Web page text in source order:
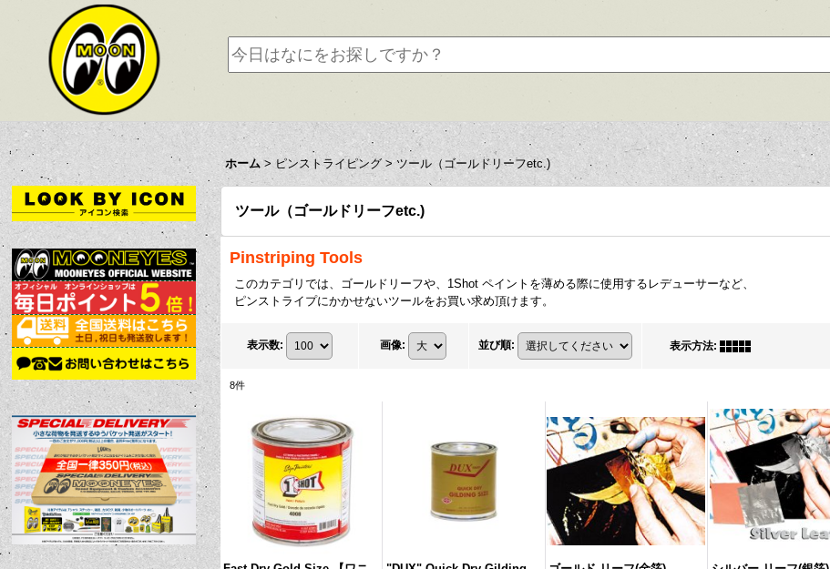
ホーム > ピンストライピング > ツール（ゴールドリーフetc.)
ツール（ゴールドリーフetc.)
Pinstriping Tools
このカテゴリでは、ゴールドリーフや、1Shot ペイントを薄める際に使用するレデューサーなど、
ピンストライプにかかせないツールをお買い求め頂けます。
表示数: 画像: 並び順: 表示方法:
8件